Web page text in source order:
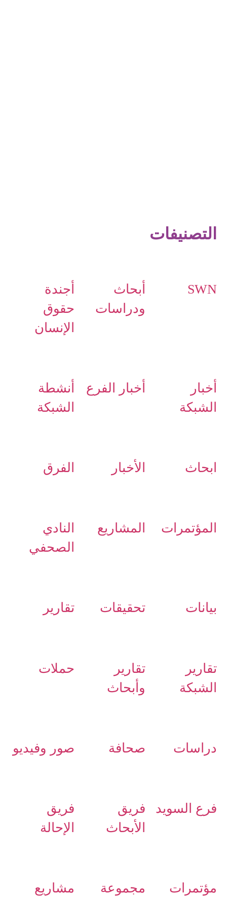
التصنيفات
SWN
أبحاث
ودراسات
أجندة
حقوق
الإنسان
أخبار
الشبكة
أخبار الفرع
أنشطة
الشبكة
ابحاث الأخبار الفرق
المؤتمرات المشاريع
النادي
الصحفي
بيانات تحقيقات تقارير
تقارير
الشبكة
تقارير
وأبحاث
حملات
دراسات صحافة صور وفيديو
فرع السويد
فريق
الأبحاث
فريق
الإحالة
مؤتمرات مجموعة مشاريع